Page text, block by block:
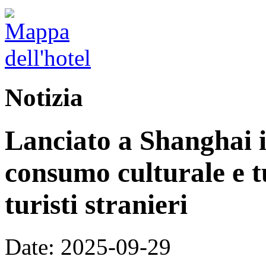
Notizia
Lanciato a Shanghai
consumo culturale e
turisti stranieri
Date: 2025-09-29